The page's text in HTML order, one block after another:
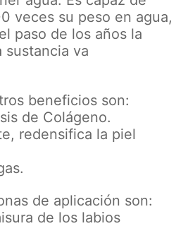
veces su peso en agua,
paso de los años la
sustancia va
beneficios son:
de Colágeno.
redensifica la piel
de aplicación son:
de los labios